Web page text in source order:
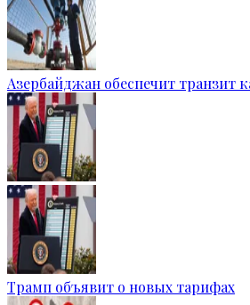
Азербайджан обеспечит транзит
Трамп объявит о новых тарифах